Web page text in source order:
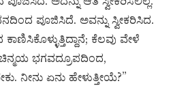
ಪೂಜಿಸಿದೆ. ಅವನ್ನು ಸ್ವೀಕರಿಸಿದ.
ಕೆಲವು ವೇಳೆ
ಭಗವದ್ರೂಪದಿಂದ,
ನೀನು ಏನು ಹೇಳುತ್ತೀಯೆ?”